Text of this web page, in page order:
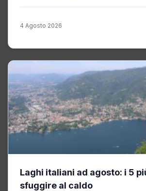
4 Agosto 2026
Laghi italiani ad agosto: i 5
sfuggire al caldo